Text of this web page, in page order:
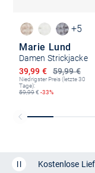
+5
Marie Lund
Damen Strickjacke
59,99 €
Ermäßigter Preis
39,99 €
Niedrigster Preis (letzte 30
Tage):
59,99€ -33%
Kostenlose